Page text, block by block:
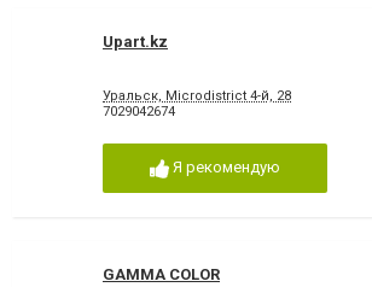
Upart.kz
Уральск, Microdistrict 4-й, 28
7029042674
Я рекомендую
GAMMA COLOR